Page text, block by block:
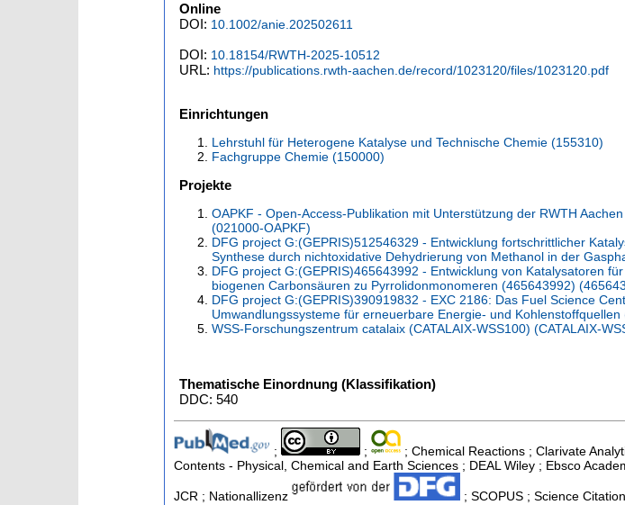
Online
DOI: 10.1002/anie.202502611
DOI: 10.18154/RWTH-2025-10512
URL: https://publications.rwth-aachen.de/record/1023120/files/1023120.pdf
Einrichtungen
Lehrstuhl für Heterogene Katalyse und Technische Chemie (155310)
Fachgruppe Chemie (150000)
Projekte
OAPKF - Open-Access-Publikation mit Unterstützung der RWTH
(021000-OAPKF)
DFG project G:(GEPRIS)512546329 - Entwicklung fortschrittlicher
Synthese durch nichtoxidative Dehydrierung von Methanol in der
DFG project G:(GEPRIS)465643992 - Entwicklung von Katalysatoren
biogenen Carbonsäuren zu Pyrrolidonmonomeren (465643992)
DFG project G:(GEPRIS)390919832 - EXC 2186: Das Fuel Science
Umwandlungssysteme für erneuerbare Energie- und
WSS-Forschungszentrum catalaix (CATALAIX-WSS100) (CATALAIX-
Thematische Einordnung (Klassifikation)
DDC: 540
; ;
; Chemical Reactions ; Clarivate
Contents - Physical, Chemical and Earth Sciences ; DEAL Wiley ; Ebsco
JCR ; Nationallizenz ; SCOPUS ; Science